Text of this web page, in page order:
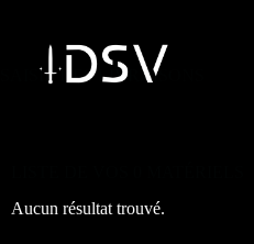
SAISIE DES LIVRAISONS
Aucun résultat trouvé.